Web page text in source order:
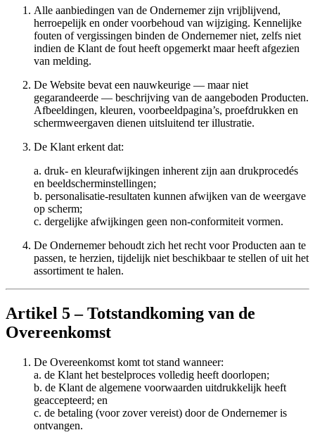
Alle aanbiedingen van de Ondernemer zijn vrijblijvend,
herroepelijk en onder voorbehoud van wijziging. Kennelijke
fouten of vergissingen binden de Ondernemer niet, zelfs niet
indien de Klant de fout heeft opgemerkt maar heeft afgezien
van melding.
De Website bevat een nauwkeurige — maar niet
gegarandeerde — beschrijving van de aangeboden Producten.
Afbeeldingen, kleuren, voorbeeldpagina’s, proefdrukken en
schermweergaven dienen uitsluitend ter illustratie.
De Klant erkent dat:
a. druk- en kleurafwijkingen inherent zijn aan drukprocedés
en beeldscherminstellingen;
b. personalisatie-resultaten kunnen afwijken van de weergave
op scherm;
c. dergelijke afwijkingen geen non-conformiteit vormen.
De Ondernemer behoudt zich het recht voor Producten aan te
passen, te herzien, tijdelijk niet beschikbaar te stellen of uit het
assortiment te halen.
Artikel 5 – Totstandkoming van de
Overeenkomst
De Overeenkomst komt tot stand wanneer:
a. de Klant het bestelproces volledig heeft doorlopen;
b. de Klant de algemene voorwaarden uitdrukkelijk heeft
geaccepteerd; en
c. de betaling (voor zover vereist) door de Ondernemer is
ontvangen.